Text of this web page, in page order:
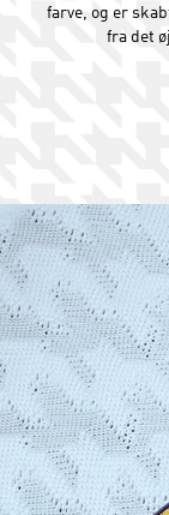
farve, og er
fra det